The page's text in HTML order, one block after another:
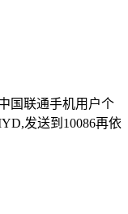
国联通手机用户个
发送到10086再依